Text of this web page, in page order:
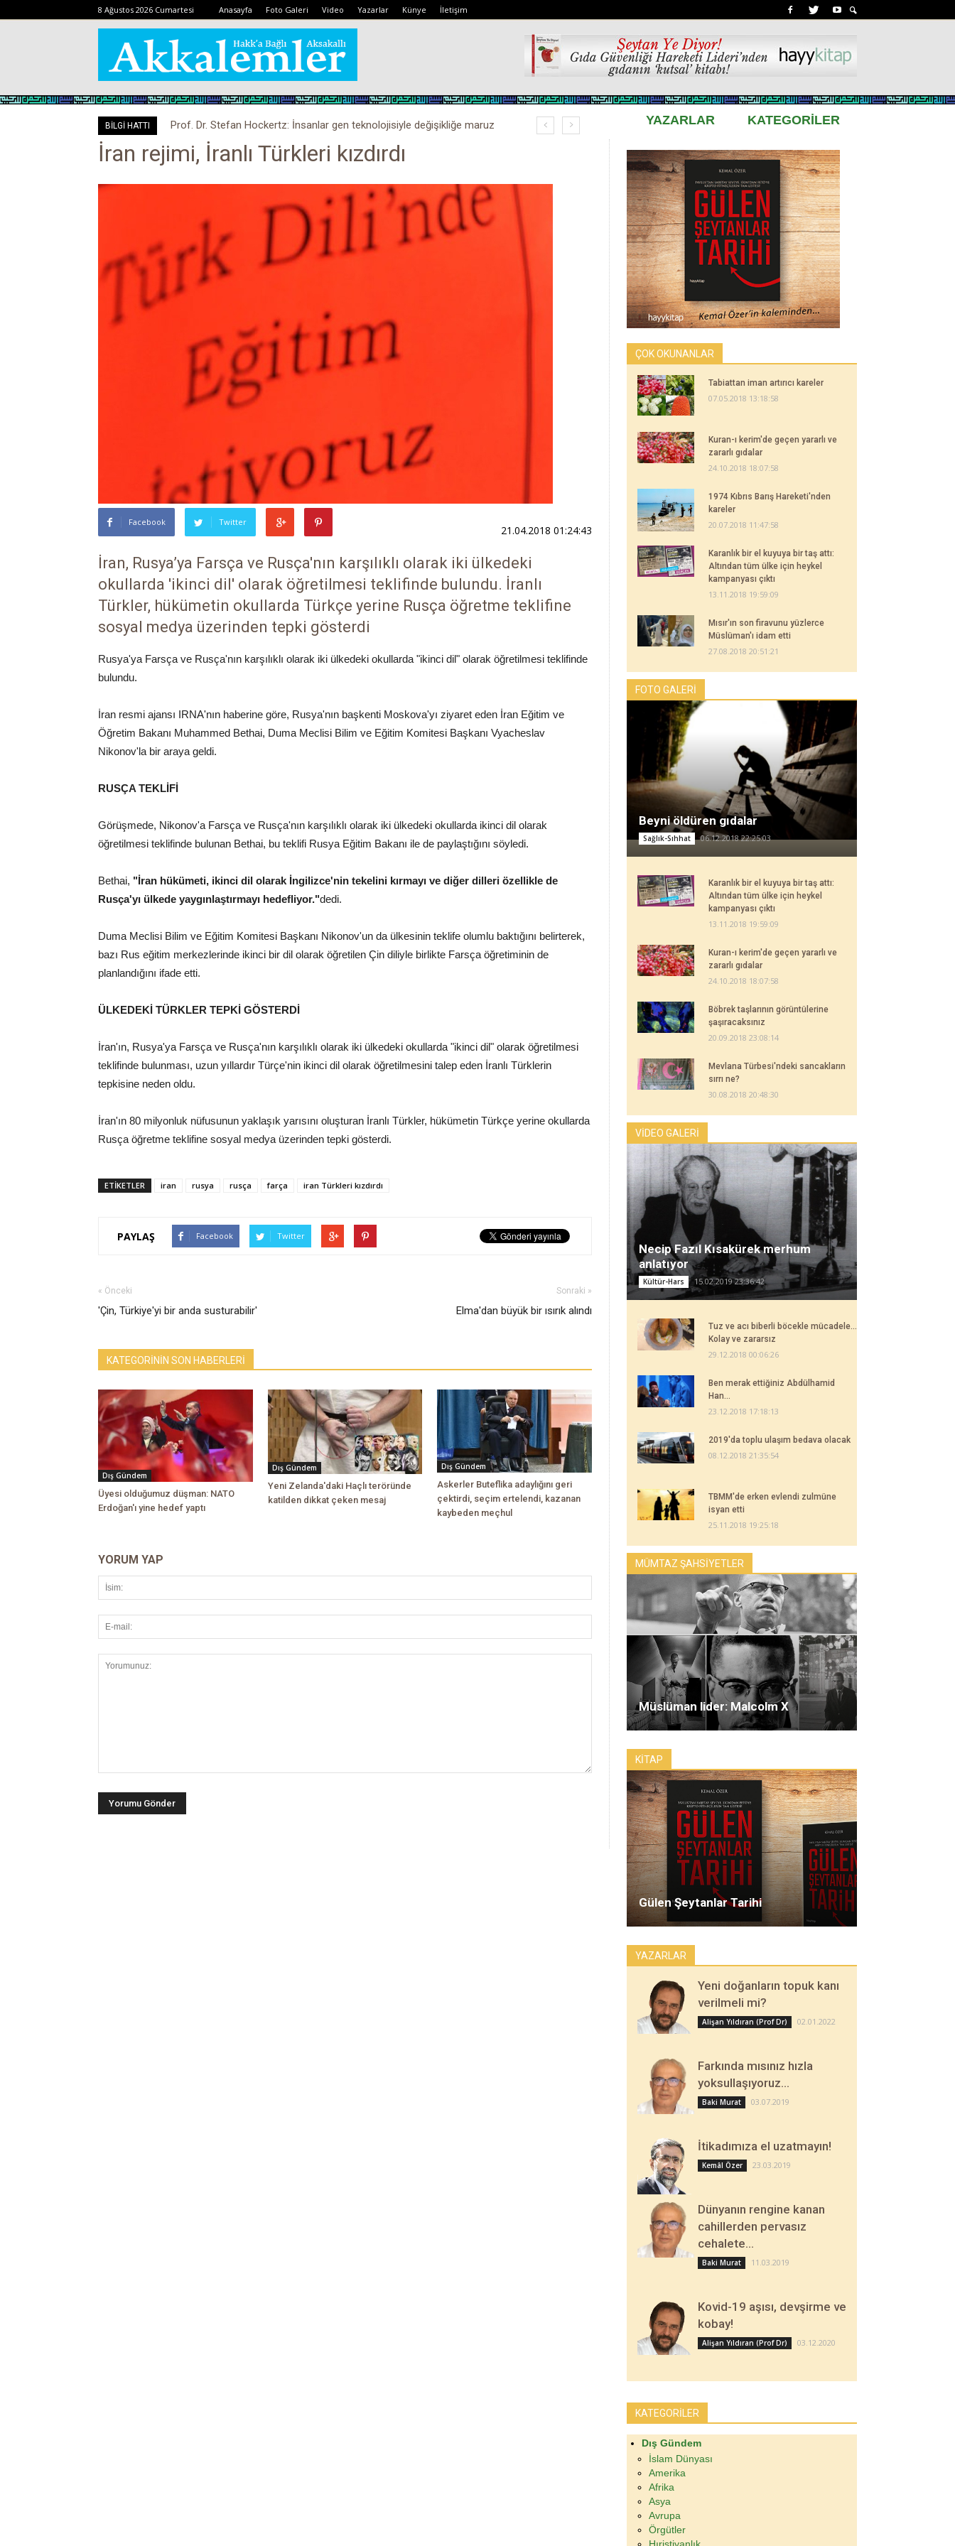
8 Ağustos 2026 Cumartesi Anasayfa Foto Galeri Video Yazarlar Künye İletişim
BİLGİ HATTI
Prof. Dr. Stefan Hockertz: İnsanlar gen teknolojisiyle değişikliğe maruz
kalabilir
YAZARLAR KATEGORİLER
İran rejimi, İranlı Türkleri kızdırdı
Facebook Twitter
21.04.2018 01:24:43
İran, Rusya’ya Farsça ve Rusça'nın karşılıklı olarak iki ülkedeki
okullarda 'ikinci dil' olarak öğretilmesi teklifinde bulundu. İranlı
Türkler, hükümetin okullarda Türkçe yerine Rusça öğretme teklifine
sosyal medya üzerinden tepki gösterdi
Rusya'ya Farsça ve Rusça'nın karşılıklı olarak iki ülkedeki okullarda "ikinci dil" olarak öğretilmesi teklifinde
bulundu.
İran resmi ajansı IRNA'nın haberine göre, Rusya'nın başkenti Moskova'yı ziyaret eden İran Eğitim ve
Öğretim Bakanı Muhammed Bethai, Duma Meclisi Bilim ve Eğitim Komitesi Başkanı Vyacheslav
Nikonov'la bir araya geldi.
RUSÇA TEKLİFİ
Görüşmede, Nikonov'a Farsça ve Rusça'nın karşılıklı olarak iki ülkedeki okullarda ikinci dil olarak
öğretilmesi teklifinde bulunan Bethai, bu teklifi Rusya Eğitim Bakanı ile de paylaştığını söyledi.
Bethai, "İran hükümeti, ikinci dil olarak İngilizce'nin tekelini kırmayı ve diğer dilleri özellikle de
Rusça'yı ülkede yaygınlaştırmayı hedefliyor."dedi.
Duma Meclisi Bilim ve Eğitim Komitesi Başkanı Nikonov'un da ülkesinin teklife olumlu baktığını belirterek,
bazı Rus eğitim merkezlerinde ikinci bir dil olarak öğretilen Çin diliyle birlikte Farsça öğretiminin de
planlandığını ifade etti.
ÜLKEDEKİ TÜRKLER TEPKİ GÖSTERDİ
İran'ın, Rusya'ya Farsça ve Rusça'nın karşılıklı olarak iki ülkedeki okullarda "ikinci dil" olarak öğretilmesi
teklifinde bulunması, uzun yıllardır Türçe'nin ikinci dil olarak öğretilmesini talep eden İranlı Türklerin
tepkisine neden oldu.
İran'ın 80 milyonluk nüfusunun yaklaşık yarısını oluşturan İranlı Türkler, hükümetin Türkçe yerine okullarda
Rusça öğretme teklifine sosyal medya üzerinden tepki gösterdi.
ETİKETLER iran rusya rusça farça iran Türkleri kızdırdı
PAYLAŞ Facebook Twitter
« Önceki
'Çin, Türkiye'yi bir anda susturabilir'
Sonraki »
Elma'dan büyük bir ısırık alındı
KATEGORİNİN SON HABERLERİ
Dış Gündem
Üyesi olduğumuz düşman: NATO
Erdoğan'ı yine hedef yaptı
Dış Gündem
Yeni Zelanda'daki Haçlı teröründe
katilden dikkat çeken mesaj
Dış Gündem
Askerler Buteflika adaylığını geri
çektirdi, seçim ertelendi, kazanan
kaybeden meçhul
YORUM YAP
ÇOK OKUNANLAR
Tabiattan iman artırıcı kareler
07.05.2018 13:18:58
Kuran-ı kerim'de geçen yararlı ve
zararlı gıdalar
24.10.2018 18:07:58
1974 Kıbrıs Barış Hareketi'nden
kareler
20.07.2018 11:47:58
Karanlık bir el kuyuya bir taş attı:
Altından tüm ülke için heykel
kampanyası çıktı
13.11.2018 19:59:09
Mısır'ın son firavunu yüzlerce
Müslüman'ı idam etti
27.08.2018 20:51:21
FOTO GALERİ
Beyni öldüren gıdalar
Sağlık-Sıhhat 06.12.2018 22:25:03
Karanlık bir el kuyuya bir taş attı:
Altından tüm ülke için heykel
kampanyası çıktı
13.11.2018 19:59:09
Kuran-ı kerim'de geçen yararlı ve
zararlı gıdalar
24.10.2018 18:07:58
Böbrek taşlarının görüntülerine
şaşıracaksınız
20.09.2018 23:08:14
Mevlana Türbesi'ndeki sancakların
sırrı ne?
30.08.2018 20:48:30
VİDEO GALERİ
Necip Fazıl Kısakürek merhum
anlatıyor
Kültür-Hars 15.02.2019 23:36:42
Tuz ve acı biberli böcekle mücadele...
Kolay ve zararsız
29.12.2018 00:06:26
Ben merak ettiğiniz Abdülhamid
Han...
23.12.2018 17:18:13
2019'da toplu ulaşım bedava olacak
08.12.2018 21:35:54
TBMM'de erken evlendi zulmüne
isyan etti
25.11.2018 19:25:18
MÜMTAZ ŞAHSİYETLER
Müslüman lider: Malcolm X
KİTAP
Gülen Şeytanlar Tarihi
YAZARLAR
Yeni doğanların topuk kanı
verilmeli mi?
Alişan Yıldıran (Prof Dr) 02.01.2022
Farkında mısınız hızla
yoksullaşıyoruz…
Baki Murat 03.07.2019
İtikadımıza el uzatmayın!
Kemâl Özer 23.03.2019
Dünyanın rengine kanan
cahillerden pervasız
cehalete…
Baki Murat 11.03.2019
Kovid-19 aşısı, devşirme ve
kobay!
Alişan Yıldıran (Prof Dr) 03.12.2020
KATEGORİLER
Dış Gündem
İslam Dünyası
Amerika
Afrika
Asya
Avrupa
Örgütler